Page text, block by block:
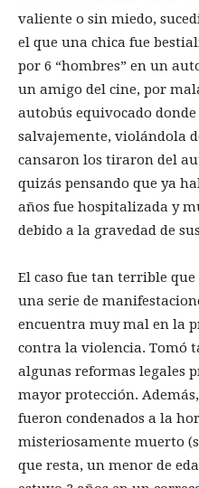
valiente o sin miedo,
el que una chica fue
por 6 “hombres” en un
un amigo del cine, por
autobús equivocado
salvajemente, violándola
cansaron los tiraron del
quizás pensando que ya
años fue hospitalizada y
debido a la gravedad de
El caso fue tan terrible
una serie de
encuentra muy mal en la
contra la violencia. Tomó
algunas reformas legales
mayor protección.
fueron condenados a la
misteriosamente muerto
que resta, un menor de